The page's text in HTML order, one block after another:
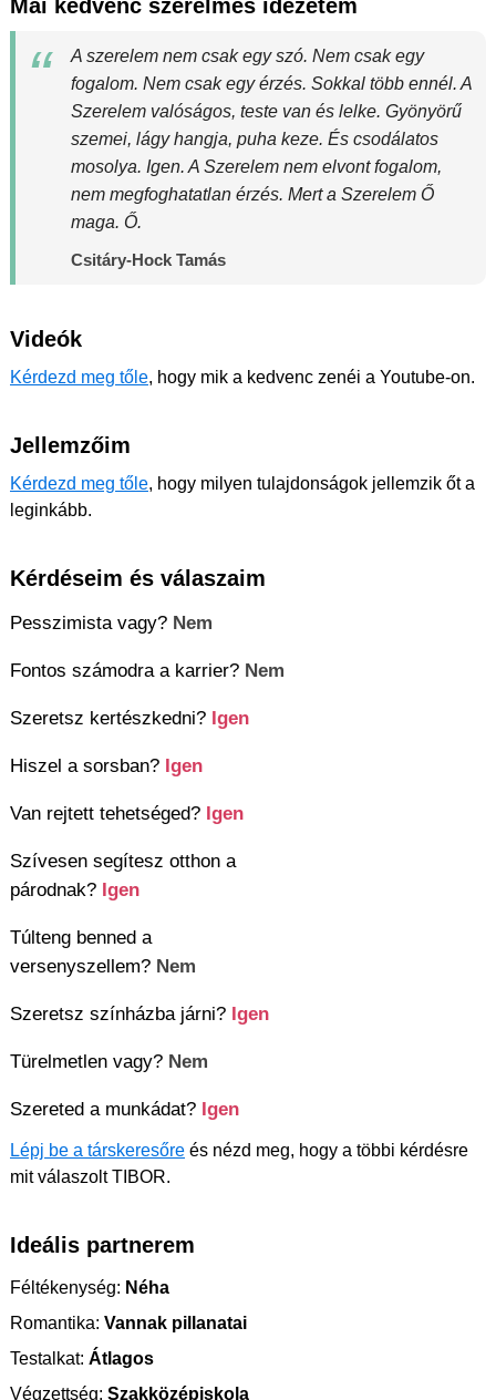
Mai kedvenc szerelmes idézetem
A szerelem nem csak egy szó. Nem csak egy
fogalom. Nem csak egy érzés. Sokkal több ennél. A
Szerelem valóságos, teste van és lelke. Gyönyörű
szemei, lágy hangja, puha keze. És csodálatos
mosolya. Igen. A Szerelem nem elvont fogalom,
nem megfoghatatlan érzés. Mert a Szerelem Ő
maga. Ő.
Csitáry-Hock Tamás
Videók
Kérdezd meg tőle, hogy mik a kedvenc zenéi a Youtube-on.
Jellemzőim
Kérdezd meg tőle, hogy milyen tulajdonságok jellemzik őt a
leginkább.
Kérdéseim és válaszaim
Pesszimista vagy? Nem
Fontos számodra a karrier? Nem
Szeretsz kertészkedni? Igen
Hiszel a sorsban? Igen
Van rejtett tehetséged? Igen
Szívesen segítesz otthon a
párodnak? Igen
Túlteng benned a
versenyszellem? Nem
Szeretsz színházba járni? Igen
Türelmetlen vagy? Nem
Szereted a munkádat? Igen
Lépj be a társkeresőre és nézd meg, hogy a többi kérdésre
mit válaszolt TIBOR.
Ideális partnerem
Féltékenység: Néha
Romantika: Vannak pillanatai
Testalkat: Átlagos
Végzettség: Szakközépiskola